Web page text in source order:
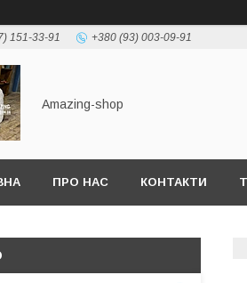
151-33-91 +380 (93) 003-09-91
Amazing-shop
ПРО НАС КОНТАКТИ